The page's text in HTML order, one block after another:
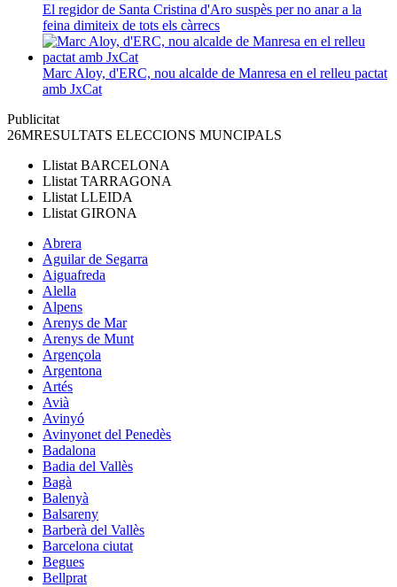
El regidor de Santa Cristina d'Aro suspès per no anar a la
feina dimiteix de tots els càrrecs
Marc Aloy, d'ERC, nou alcalde de Manresa en el relleu pactat
amb JxCat
Publicitat
26MRESULTATS ELECCIONS MUNCIPALS
Llistat BARCELONA
Llistat TARRAGONA
Llistat LLEIDA
Llistat GIRONA
Abrera
Aguilar de Segarra
Aiguafreda
Alella
Alpens
Arenys de Mar
Arenys de Munt
Argençola
Argentona
Artés
Avià
Avinyó
Avinyonet del Penedès
Badalona
Badia del Vallès
Bagà
Balenyà
Balsareny
Barberà del Vallès
Barcelona ciutat
Begues
Bellprat